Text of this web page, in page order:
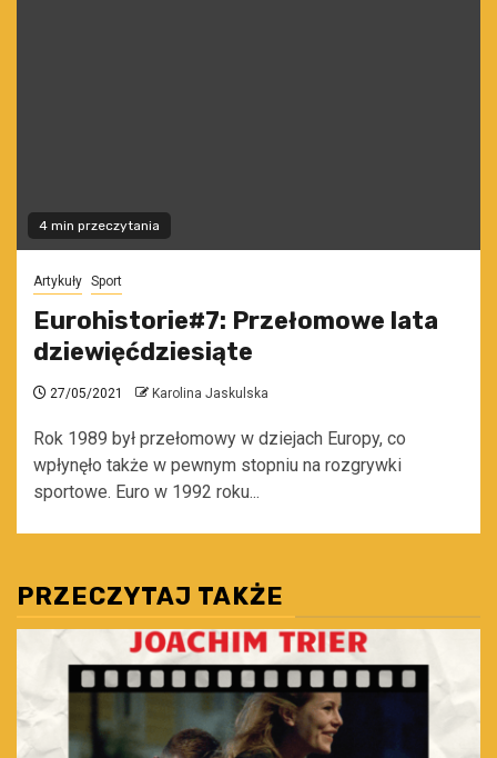
4 min przeczytania
Artykuły Sport
Eurohistorie#7: Przełomowe lata
dziewięćdziesiąte
27/05/2021 Karolina Jaskulska
Rok 1989 był przełomowy w dziejach Europy, co
wpłynęło także w pewnym stopniu na rozgrywki
sportowe. Euro w 1992 roku...
PRZECZYTAJ TAKŻE